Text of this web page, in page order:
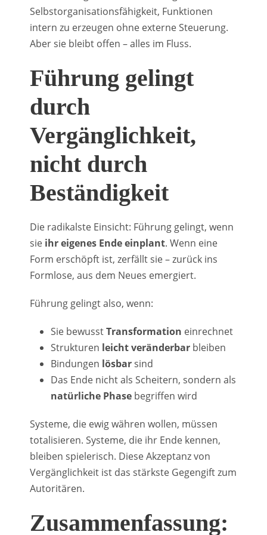
Selbstorganisationsfähigkeit, Funktionen
intern zu erzeugen ohne externe Steuerung.
Aber sie bleibt offen – alles im Fluss.
Führung gelingt
durch
Vergänglichkeit,
nicht durch
Beständigkeit
Die radikalste Einsicht: Führung gelingt, wenn
sie ihr eigenes Ende einplant. Wenn eine
Form erschöpft ist, zerfällt sie – zurück ins
Formlose, aus dem Neues emergiert.
Führung gelingt also, wenn:
Sie bewusstTransformation einrechnet
Strukturen leicht veränderbar bleiben
Bindungen lösbarsind
Das Ende nicht als Scheitern, sondern als
natürliche Phase begriffen wird
Systeme, die ewig währen wollen, müssen
totalisieren. Systeme, die ihr Ende kennen,
bleiben spielerisch. Diese Akzeptanz von
Vergänglichkeit ist das stärkste Gegengift zum
Autoritären.
Zusammenfassung: